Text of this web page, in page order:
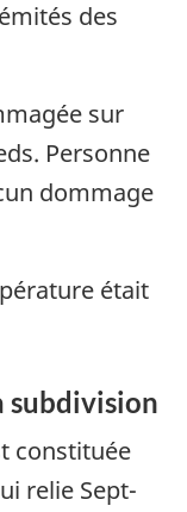
des
sur
Personne
dommage
était
subdivision
constituée
relie Sept-